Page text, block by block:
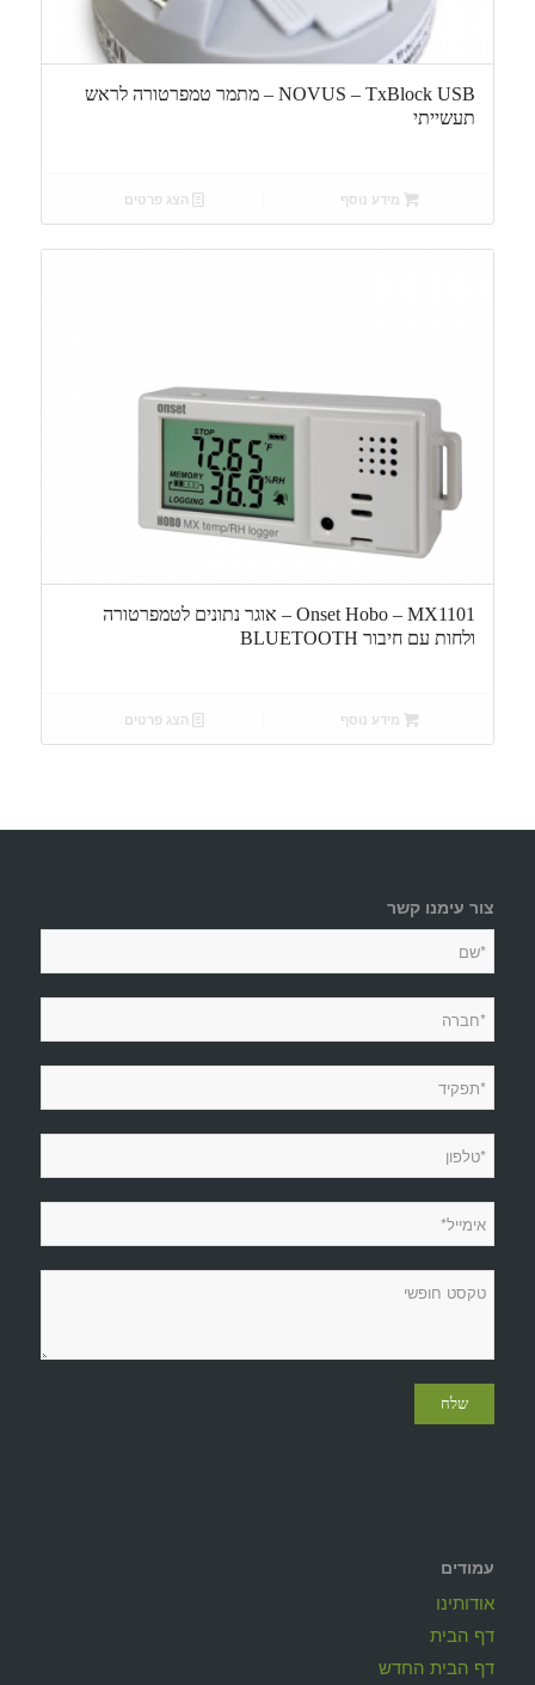
NOVUS – TxBlock USB – מתמר טמפרטורה לראש
תעשייתי
מידע נוסף הצג פרטים
Onset Hobo – MX1101 – אוגר נתונים לטמפרטורה
ולחות עם חיבור BLUETOOTH
מידע נוסף הצג פרטים
צור עימנו קשר
עמודים
אודותינו
דף הבית
דף הבית החדש